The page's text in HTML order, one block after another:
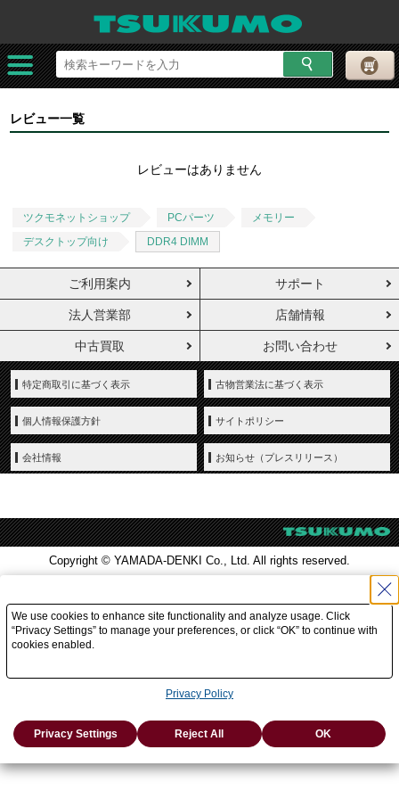
レビュー一覧
レビューはありません
ツクモネットショップ PCパーツ
メモリー
デスクトップ向け
DDR4 DIMM
ご利用案内 サポート
法人営業部 店舗情報
中古買取 お問い合わせ
特定商取引に基づく表示 古物営業法に基づく表示
個人情報保護方針 サイトポリシー
会社情報 お知らせ（プレスリリース）
Copyright © YAMADA-DENKI Co., Ltd. All rights reserved.
We use cookies to enhance site functionality and analyze usage. Click
“Privacy Settings” to manage your preferences, or click “OK” to continue with
cookies enabled.
Privacy Policy
Privacy Settings Reject All OK